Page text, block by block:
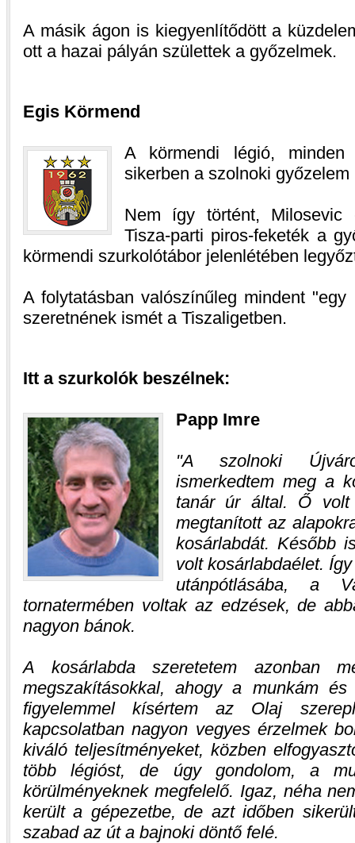
A másik ágon is kiegyenlítődött a
ott a hazai pályán születtek a győzelmek.
Egis Körmend
A körmendi légió,
sikerben a szolnoki győzelem
Nem így történt, Milosevic
Tisza-parti piros-feketék a
körmendi szurkolótábor jelenlétében
A folytatásban valószínűleg mindent
szeretnének ismét a Tiszaligetben.
Itt a szurkolók beszélnek:
Papp Imre
A szolnoki
ismerkedtem meg a
tanár úr által. Ő volt
megtanított az
kosárlabdát. Később
volt kosárlabdaélet.
utánpótlásába, a
tornatermében voltak az edzések, de
nagyon bánok.
A kosárlabda szeretetem azonban
megszakításokkal, ahogy a munkám
figyelemmel kísértem az Olaj
kapcsolatban nagyon vegyes érzelmek
kiváló teljesítményeket, közben
több légióst, de úgy gondolom, a
körülményeknek megfelelő. Igaz, néha
került a gépezetbe, de azt időben
szabad az út a bajnoki döntő felé.